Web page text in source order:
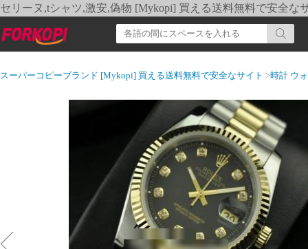
セリーヌ,tシャツ,激安,偽物 [Mykopi] 買える送料無料で安全な
スーパーコピーブランド [Mykopi] 買える送料無料で安全なサイト >時計 ウ